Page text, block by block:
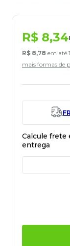
R$ 8,34
R$ 8,78 em até 1
mais formas de